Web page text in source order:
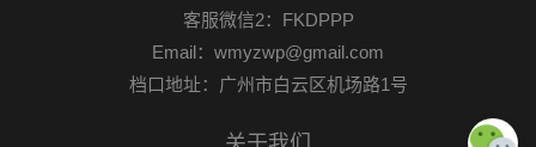
客服微信2：FKDPPP
Email：wmyzwp@gmail.com
档口地址：广州市白云区机场路1号